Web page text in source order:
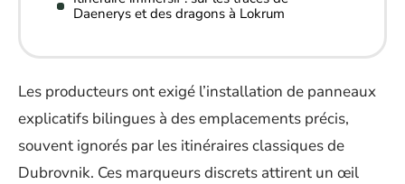
Daenerys et des dragons à Lokrum
Les producteurs ont exigé l’installation de panneaux
explicatifs bilingues à des emplacements précis,
souvent ignorés par les itinéraires classiques de
Dubrovnik. Ces marqueurs discrets attirent un œil